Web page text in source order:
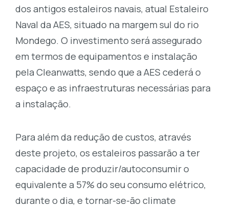
dos antigos estaleiros navais, atual Estaleiro
Naval da AES, situado na margem sul do rio
Mondego. O investimento será assegurado
em termos de equipamentos e instalação
pela Cleanwatts, sendo que a AES cederá o
espaço e as infraestruturas necessárias para
a instalação.
Para além da redução de custos, através
deste projeto, os estaleiros passarão a ter
capacidade de produzir/autoconsumir o
equivalente a 57% do seu consumo elétrico,
durante o dia, e tornar-se-ão climate